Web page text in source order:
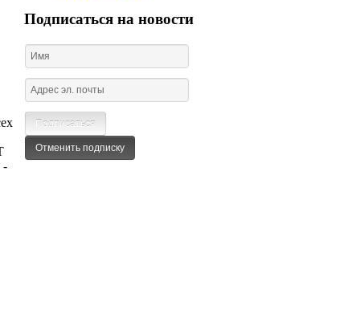
-
Подписаться на новости